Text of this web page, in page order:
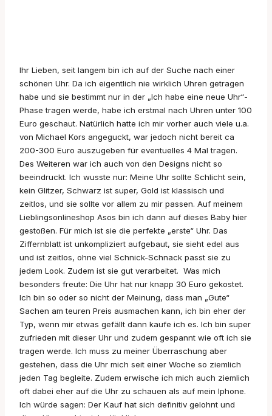
Ihr Lieben, seit langem bin ich auf der Suche nach einer
schönen Uhr. Da ich eigentlich nie wirklich Uhren getragen
habe und sie bestimmt nur in der „Ich habe eine neue Uhr“-
Phase tragen werde, habe ich erstmal nach Uhren unter 100
Euro geschaut. Natürlich hatte ich mir vorher auch viele u.a.
von Michael Kors angeguckt, war jedoch nicht bereit ca
200-300 Euro auszugeben für eventuelles 4 Mal tragen.
Des Weiteren war ich auch von den Designs nicht so
beeindruckt. Ich wusste nur: Meine Uhr sollte Schlicht sein,
kein Glitzer, Schwarz ist super, Gold ist klassisch und
zeitlos, und sie sollte vor allem zu mir passen. Auf meinem
Lieblingsonlineshop Asos bin ich dann auf dieses Baby hier
gestoßen. Für mich ist sie die perfekte „erste“ Uhr. Das
Ziffernblatt ist unkompliziert aufgebaut, sie sieht edel aus
und ist zeitlos, ohne viel Schnick-Schnack passt sie zu
jedem Look. Zudem ist sie gut verarbeitet. Was mich
besonders freute: Die Uhr hat nur knapp 30 Euro gekostet.
Ich bin so oder so nicht der Meinung, dass man „Gute“
Sachen am teuren Preis ausmachen kann, ich bin eher der
Typ, wenn mir etwas gefällt dann kaufe ich es. Ich bin super
zufrieden mit dieser Uhr und zudem gespannt wie oft ich sie
tragen werde. Ich muss zu meiner Überraschung aber
gestehen, dass die Uhr mich seit einer Woche so ziemlich
jeden Tag begleite. Zudem erwische ich mich auch ziemlich
oft dabei eher auf die Uhr zu schauen als auf mein Iphone.
Ich würde sagen: Der Kauf hat sich definitiv gelohnt und